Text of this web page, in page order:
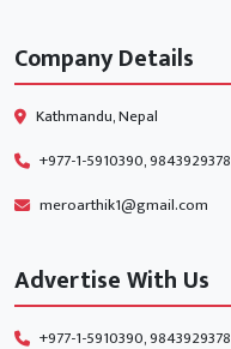
Company Details
Kathmandu, Nepal
+977-1-5910390, 9843929378
meroarthik1@gmail.com
Advertise With Us
+977-1-5910390, 9843929378